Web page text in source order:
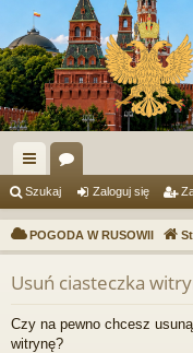
ię
ce
j
…
or
a
Szukaj Zaloguj się
POGODA W RUSOWII
Usuń ciasteczka
Czy na pewno chcesz
witrynę?